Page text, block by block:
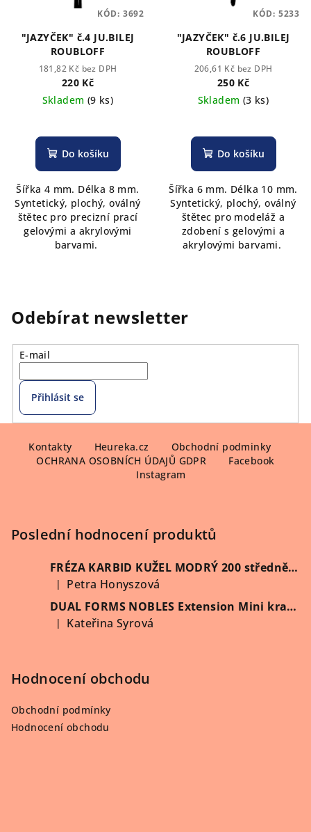
"JAZYČEK" č.4 JU.BILEJ
ROUBLOFF
181,82 Kč bez DPH
220 Kč
Skladem (9 ks)
Do košíku
Šířka 4 mm. Délka 8 mm.
Syntetický, plochý, oválný
štětec pro precizní prací
gelovými a akrylovými
barvami.
KÓD: 3692
"JAZYČEK" č.6 JU.BILEJ
ROUBLOFF
206,61 Kč bez DPH
250 Kč
Skladem (3 ks)
Do košíku
Šířka 6 mm. Délka 10 mm.
Syntetický, plochý, oválný
štětec pro modeláž a
zdobení s gelovými a
akrylovými barvami.
KÓD: 5233
Odebírat newsletter
E-mail
Přihlásit se
Kontakty Heureka.cz
Obchodní podminky
OCHRANA OSOBNÍCH ÚDAJŮ GDPR
Facebook
Instagram
Poslední hodnocení produktů
FRÉZA KARBID KUŽEL MODRÝ 200 středně hrubý (Vybrat průměr)
Hodnocení produktu je 5 z 5 hvězdiček.
|
Petra Honyszová
DUAL FORMS NOBLES Extension Mini kratší 60 ks/krabička
Hodnocení produktu je 5 z 5 hvězdiček.
| Kateřina Syrová
Hodnocení obchodu
Obchodní podmínky
Hodnocení obchodu